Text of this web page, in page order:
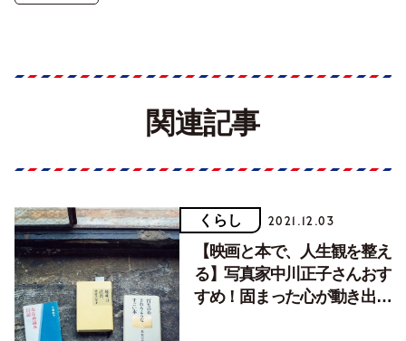
関連記事
くらし 2021.12.03
【映画と本で、人生観を整え
る】写真家中川正子さんおす
すめ！固まった心が動き出